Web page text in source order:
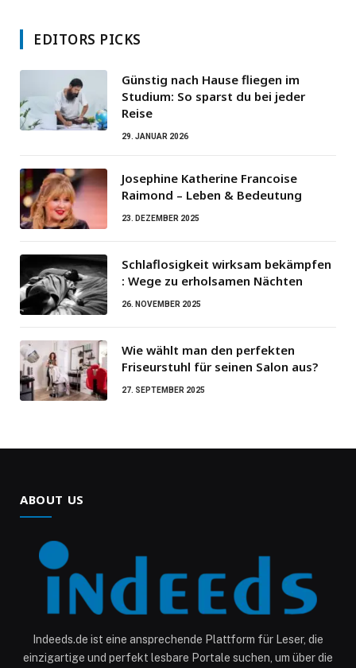
EDITORS PICKS
Günstig nach Hause fliegen im
Studium: So sparst du bei jeder
Reise
29. JANUAR 2026
Josephine Katherine Francoise
Raimond – Leben & Bedeutung
23. DEZEMBER 2025
Schlaflosigkeit wirksam bekämpfen
: Wege zu erholsamen Nächten
26. NOVEMBER 2025
Wie wählt man den perfekten
Friseurstuhl für seinen Salon aus?
27. SEPTEMBER 2025
ABOUT US
Indeeds.de ist eine ansprechende Plattform für Leser, die
einzigartige und perfekt lesbare Portale suchen, um über die